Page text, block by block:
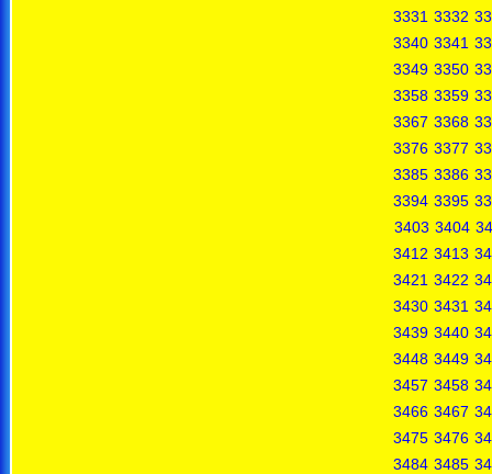
3331 3332
3340 3341
3349 3350
3358 3359
3367 3368
3376 3377
3385 3386
3394 3395
3403 3404
3412 3413
3421 3422
3430 3431
3439 3440
3448 3449
3457 3458
3466 3467
3475 3476
3484 3485